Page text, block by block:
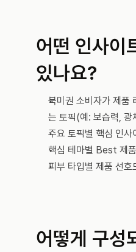
어떤 인사이
있나요?
북미권 소비자가 제품
는 토픽(예: 보습력, 광
주요 토픽별 핵심 인사
핵심 테마별 Best 제
피부 타입별 제품 선
어떻게 구성